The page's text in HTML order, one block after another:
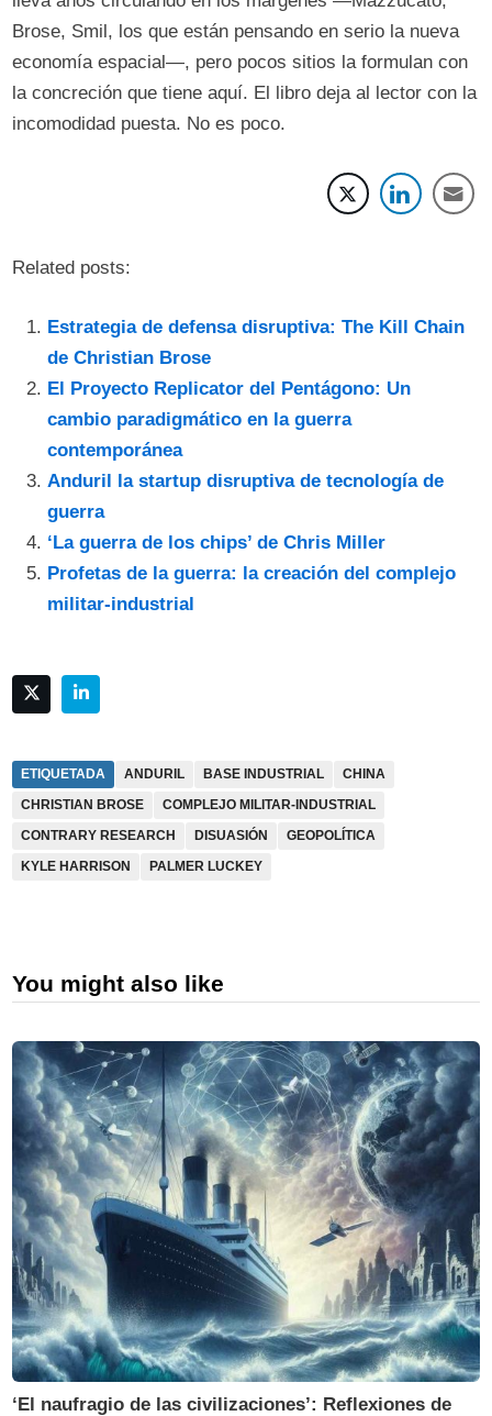
Brose, Smil, los que están pensando en serio la nueva
economía espacial—, pero pocos sitios la formulan con
la concreción que tiene aquí. El libro deja al lector con la
incomodidad puesta. No es poco.
Related posts:
Estrategia de defensa disruptiva: The Kill Chain
de Christian Brose
El Proyecto Replicator del Pentágono: Un
cambio paradigmático en la guerra
contemporánea
Anduril la startup disruptiva de tecnología de
guerra
‘La guerra de los chips’ de Chris Miller
Profetas de la guerra: la creación del complejo
militar-industrial
ETIQUETADA ANDURIL BASE INDUSTRIAL
CHINA
CHRISTIAN BROSE
COMPLEJO MILITAR-INDUSTRIAL
CONTRARY RESEARCH
DISUASIÓN
GEOPOLÍTICA
KYLE HARRISON
PALMER LUCKEY
You might also like
‘El naufragio de las civilizaciones’: Reflexiones de